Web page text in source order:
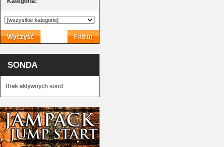
SONDA
Brak aktywnych sond.